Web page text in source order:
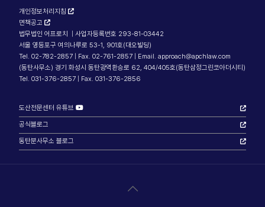
개인정보처리지침
면책공고
법무법인 어프로치 | 사업자등록번호 293-81-03442
서울 영등포구 여의나루로 53-1, 901호(대오빌딩)
Tel. 02-782-2857 | Fax. 02-761-2857 | Email. approach@apchlaw.com
(동탄사무소) 경기 화성시 동탄광역환승로 62, 404/405호(동탄삼정그린코아더시티)
Tel. 031-376-2857 | Fax. 031-376-2856
도산전문센터 유튜브
공식블로그
동탄분사무소 블로그